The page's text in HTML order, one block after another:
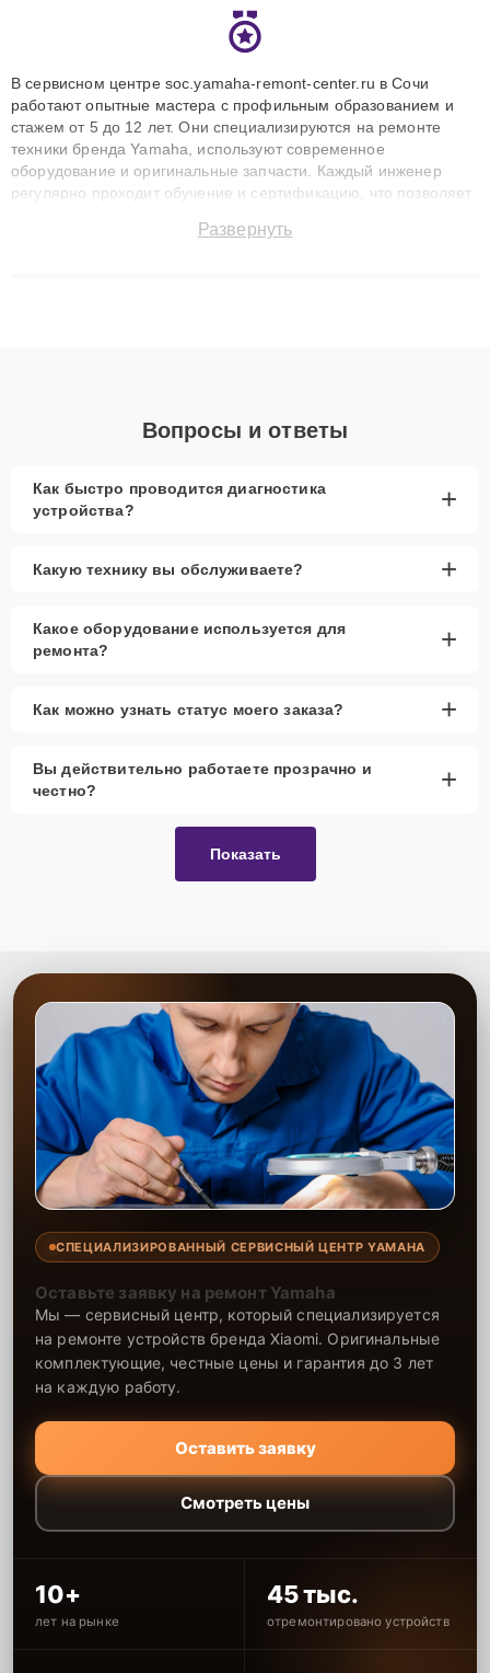
В сервисном центре soc.yamaha-remont-center.ru в Сочи
работают опытные мастера с профильным образованием и
стажем от 5 до 12 лет. Они специализируются на ремонте
техники бренда Yamaha, используют современное
оборудование и оригинальные запчасти. Каждый инженер
регулярно проходит обучение и сертификацию, что позволяет
технику с сохранением гарантии до 3 лет. Наши мастера
Развернуть
Вопросы и ответы
Как быстро проводится диагностика
устройства?
+
Какую технику вы обслуживаете? +
Какое оборудование используется для
ремонта?
+
Как можно узнать статус моего заказа? +
Вы действительно работаете прозрачно и
честно?
+
Показать
СПЕЦИАЛИЗИРОВАННЫЙ СЕРВИСНЫЙ ЦЕНТР YAMAHA
Оставьте заявку на ремонт Yamaha
Мы — сервисный центр, который специализируется
на ремонте устройств бренда Xiaomi. Оригинальные
комплектующие, честные цены и гарантия до 3 лет
на каждую работу.
Оставить заявку
Смотреть цены
10+
лет на рынке
45 тыс.
отремонтировано устройств